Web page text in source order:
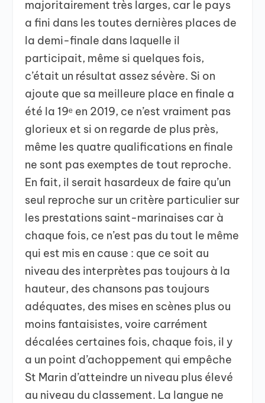
majoritairement très larges, car le pays
a fini dans les toutes dernières places de
la demi-finale dans laquelle il
participait, même si quelques fois,
c’était un résultat assez sévère. Si on
ajoute que sa meilleure place en finale a
été la 19ᵉ en 2019, ce n’est vraiment pas
glorieux et si on regarde de plus près,
même les quatre qualifications en finale
ne sont pas exemptes de tout reproche.
En fait, il serait hasardeux de faire qu’un
seul reproche sur un critère particulier sur
les prestations saint-marinaises car à
chaque fois, ce n’est pas du tout le même
qui est mis en cause : que ce soit au
niveau des interprètes pas toujours à la
hauteur, des chansons pas toujours
adéquates, des mises en scènes plus ou
moins fantaisistes, voire carrément
décalées certaines fois, chaque fois, il y
a un point d’achoppement qui empêche
St Marin d’atteindre un niveau plus élevé
au niveau du classement. La langue ne